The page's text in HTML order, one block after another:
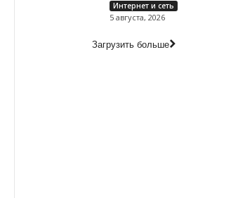
Интернет и сеть
5 августа, 2026
Загрузить больше